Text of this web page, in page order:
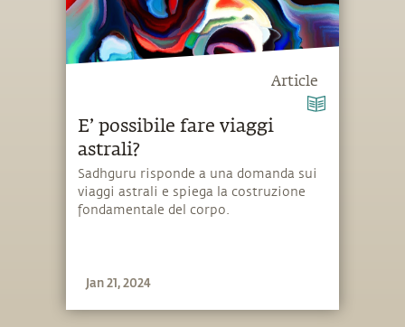
Article
E’ possibile fare viaggi
astrali?
Sadhguru risponde a una domanda sui
viaggi astrali e spiega la costruzione
fondamentale del corpo.
Jan 21, 2024